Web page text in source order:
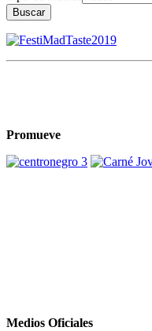
Buscar
Promueve
Medios Oficiales